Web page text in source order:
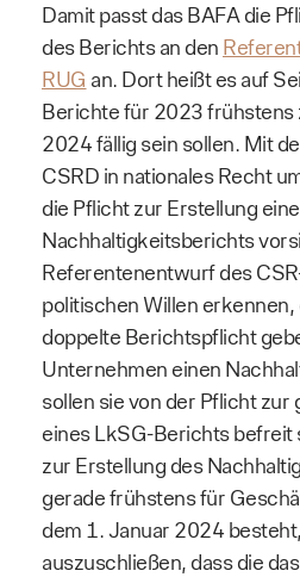
Damit passt das BAFA die
des Berichts an den
RUG an. Dort heißt es auf
Berichte für 2023 frühstens
2024 fällig sein sollen. Mit
CSRD in nationales Recht
die Pflicht zur Erstellung
Nachhaltigkeitsberichts
Referentenentwurf des
politischen Willen erkennen,
doppelte Berichtspflicht
Unternehmen einen
sollen sie von der Pflicht zur
eines LkSG-Berichts befreit
zur Erstellung des
gerade frühstens für
dem 1. Januar 2024
auszuschließen, dass die